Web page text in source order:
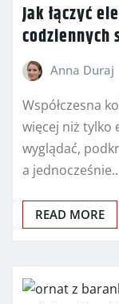
Jak łączyć
Anna Duraj
Współczesna
więcej niż tylko
wyglądać,
a
READ MORE